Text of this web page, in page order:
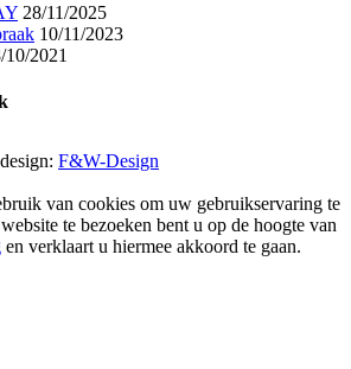
28/11/2025
10/11/2023
10/2021
F&W-Design
van cookies om uw gebruikservaring te
te bezoeken bent u op de hoogte van
en verklaart u hiermee akkoord te gaan.